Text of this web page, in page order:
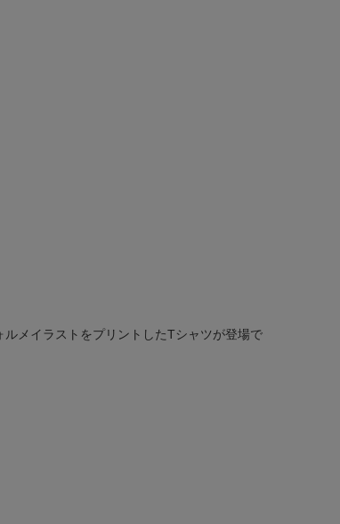
メイラストをプリントしたTシャツが登場で